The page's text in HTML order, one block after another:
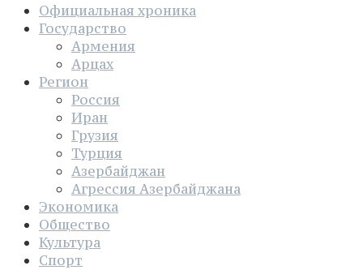
Официальная хроника
Государство
Армения
Арцах
Регион
Россия
Иран
Грузия
Турция
Азербайджан
Агрессия Азербайджана
Экономика
Общество
Культура
Спорт